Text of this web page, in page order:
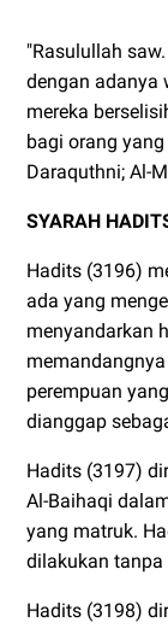
"Rasulullah
dengan adanya
mereka
bagi orang
Daraquthni; Al-
SYARAH
Hadits (3196)
ada yang
menyandarkan
perempuan
dianggap
Hadits (3197)
Al-Baihaqi
yang matruk.
dilakukan
Hadits (3198)